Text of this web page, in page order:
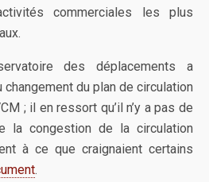
commerciales les plus
des déplacements a
du plan de circulation
; il en ressort qu’il n’y a pas de
la congestion de la circulation
à ce que craignaient certains
.